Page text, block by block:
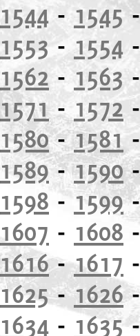
1544- 1545
1553- 1554
1562-1563
1571- 1572
1580-1581
1589-1590
1598 - 1599
1607 - 1608
1616-1617
1625-1626
1634 - 1635